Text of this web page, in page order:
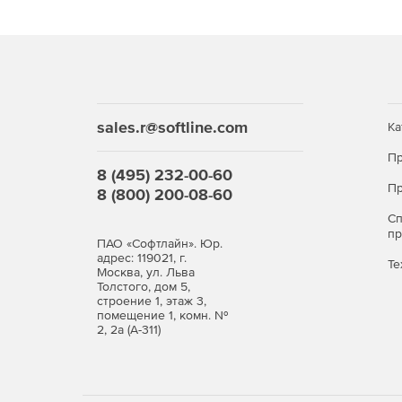
Событийное протоколирование через Syslog.
Высокая надежность и производительность
sales.r@softline.com
8 (495) 232-00-60
8 (800) 200-08-60
ПАО «Софтлайн». Юр.
адрес: 119021, г.
Москва, ул. Льва
Толстого, дом 5,
строение 1, этаж 3,
помещение 1, комн. №
2, 2а (А-311)